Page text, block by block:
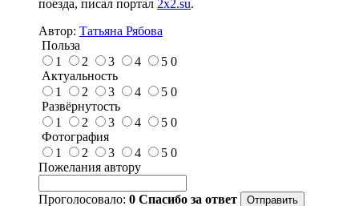
поезда, писал портал 2x2.su.
Автор: Татьяна Рябова
Польза
1
2 3 4 5 0
Актуальность
1
2 3 4 5 0
Развёрнутость
1
2 3 4 5 0
Фотография
1
2 3 4 5 0
Пожелания автору
Проголосовало: 0 Спасибо за ответ